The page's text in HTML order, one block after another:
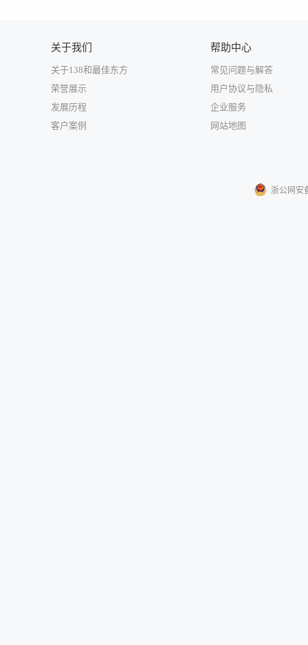
关于我们
关于138和最佳东方
荣誉展示
发展历程
客户案例
帮助中心
常见问题与解答
用户协议与隐私
企业服务
网站地图
浙公网安